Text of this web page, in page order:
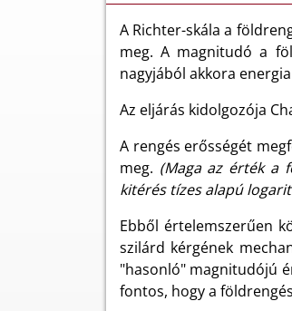
A Richter-skála a
meg. A magnitudó a
nagyjából akkora
Az eljárás kidolgozója
A rengés erősségét
meg. (Maga az érték a
kitérés tízes alapú
Ebből értelemszerűen
szilárd kérgének
"hasonló" magnitudójú
fontos, hogy a